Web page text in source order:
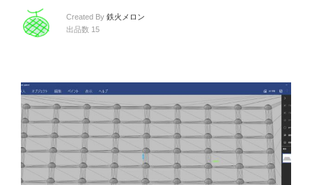
Created By 鉄火メロン
出品数 15